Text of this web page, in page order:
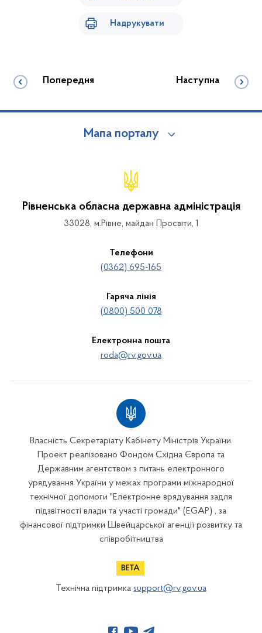
Надрукувати
Попередня Наступна
Мапа порталу
Рівненська обласна державна адміністрація
33028, м.Рівне, майдан Просвіти, 1
Телефони
(0362) 695-165
Гаряча лінія
(0800) 500 078
Електронна пошта
roda@rv.gov.ua
Власність Секретаріату Кабінету Міністрів України.
Проект реалізовано Фондом Східна Європа та
Державним агентством з питань електронного
урядування України у межах програми міжнародної
технічної допомоги "Електронне врядування задля
підзвітності влади та участі громади" (EGAP) , за
фінансової підтримки Швейцарської агенції розвитку та
співробітництва
Технічна підтримка support@rv.gov.ua